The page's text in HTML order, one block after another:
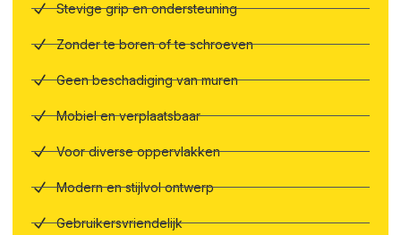
Stevige grip en ondersteuning
Zonder te boren of te schroeven
Geen beschadiging van muren
Mobiel en verplaatsbaar
Voor diverse oppervlakken
Modern en stijlvol ontwerp
Gebruikersvriendelijk